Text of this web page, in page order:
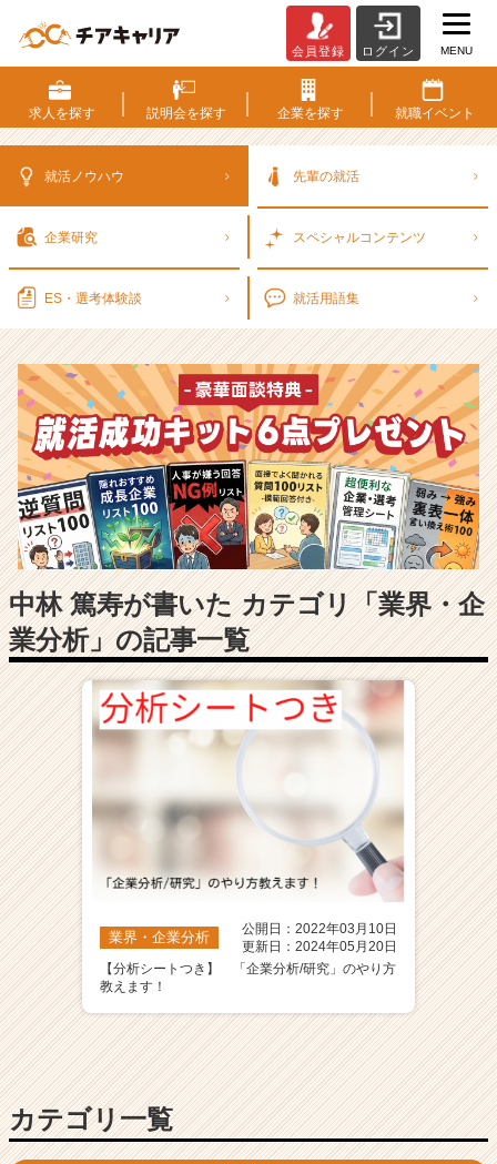
考
対
策・
ウ
ベ
ン
チ
ャ
ー・
成
長
企
業
か
ら
ス
カ
ウ
ト
が
届
活
サ
ト
キ
ャ
ア
会員登録 ログイン MENU
求人を探す 説明会を探す 企業を探す 就職イベント
就活ノウハウ 先輩の就活
企業研究 スペシャルコンテンツ
ES・選考体験談 就活用語集
中林 篤寿が書いた カテゴリ「業界・企
業分析」の記事一覧
業界・企業分析
公開日：2022年03月10日
更新日：2024年05月20日
【分析シートつき】 「企業分析/研究」のやり方
教えます！
カテゴリ一覧